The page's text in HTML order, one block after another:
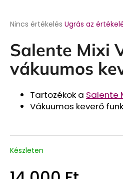
A
átlagos
értékelése
ből
csillag.
Nincs értékelés Ugrás az
Salente Mixi
vákuumos
Tartozékok a Salente
Vákuumos keverő
Készleten